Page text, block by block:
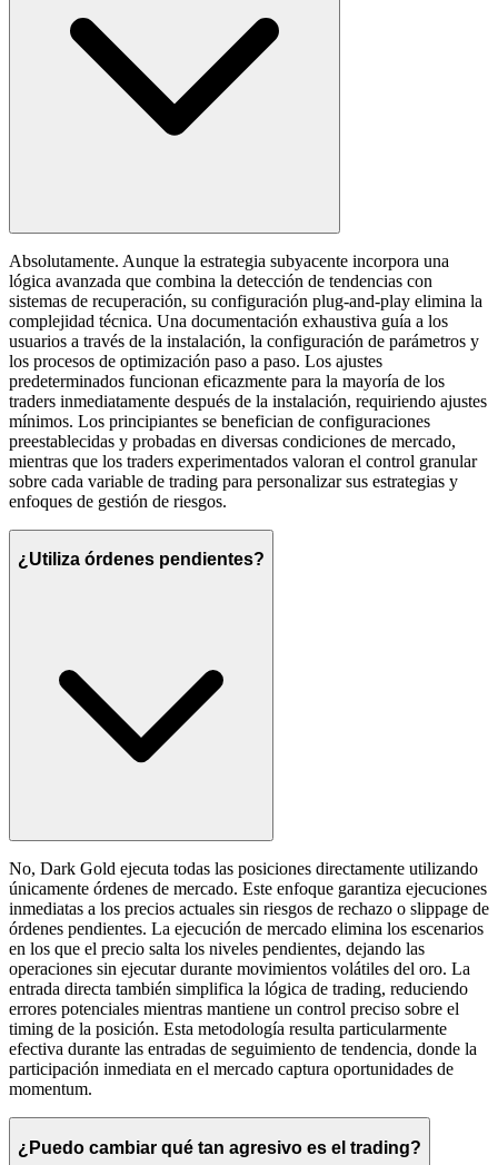
Absolutamente. Aunque la estrategia subyacente incorpora una
lógica avanzada que combina la detección de tendencias con
sistemas de recuperación, su configuración plug-and-play elimina la
complejidad técnica. Una documentación exhaustiva guía a los
usuarios a través de la instalación, la configuración de parámetros y
los procesos de optimización paso a paso. Los ajustes
predeterminados funcionan eficazmente para la mayoría de los
traders inmediatamente después de la instalación, requiriendo ajustes
mínimos. Los principiantes se benefician de configuraciones
preestablecidas y probadas en diversas condiciones de mercado,
mientras que los traders experimentados valoran el control granular
sobre cada variable de trading para personalizar sus estrategias y
enfoques de gestión de riesgos.
¿Utiliza órdenes pendientes?
No, Dark Gold ejecuta todas las posiciones directamente utilizando
únicamente órdenes de mercado. Este enfoque garantiza ejecuciones
inmediatas a los precios actuales sin riesgos de rechazo o slippage de
órdenes pendientes. La ejecución de mercado elimina los escenarios
en los que el precio salta los niveles pendientes, dejando las
operaciones sin ejecutar durante movimientos volátiles del oro. La
entrada directa también simplifica la lógica de trading, reduciendo
errores potenciales mientras mantiene un control preciso sobre el
timing de la posición. Esta metodología resulta particularmente
efectiva durante las entradas de seguimiento de tendencia, donde la
participación inmediata en el mercado captura oportunidades de
momentum.
¿Puedo cambiar qué tan agresivo es el trading?